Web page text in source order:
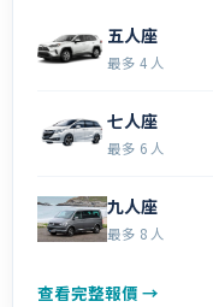
五人座
最多 4 人
七人座
最多 6 人
九人座
最多 8 人
查看完整報價 →